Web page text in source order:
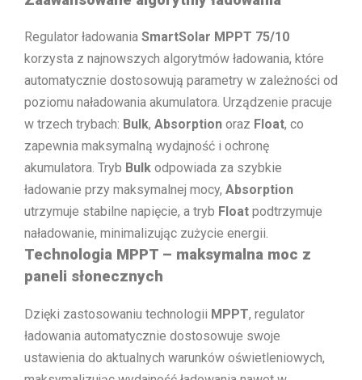
Regulator ładowania SmartSolar MPPT 75/10
korzysta z najnowszych algorytmów ładowania, które
automatycznie dostosowują parametry w zależności od
poziomu naładowania akumulatora. Urządzenie pracuje
w trzech trybach: Bulk, Absorption oraz Float, co
zapewnia maksymalną wydajność i ochronę
akumulatora. Tryb Bulk odpowiada za szybkie
ładowanie przy maksymalnej mocy, Absorption
utrzymuje stabilne napięcie, a tryb Float podtrzymuje
naładowanie, minimalizując zużycie energii.
Technologia MPPT – maksymalna moc z
paneli słonecznych
Dzięki zastosowaniu technologii MPPT, regulator
ładowania automatycznie dostosowuje swoje
ustawienia do aktualnych warunków oświetleniowych,